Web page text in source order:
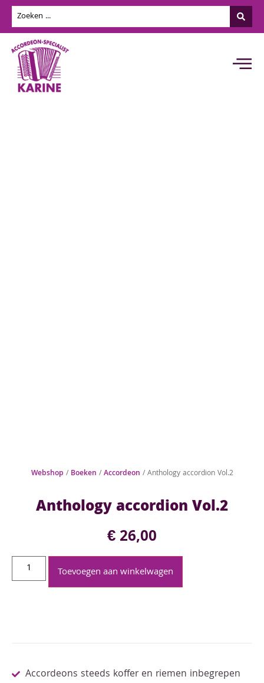
Webshop / Boeken /Accordeon / Anthology accordion Vol.2
Anthology accordion Vol.2
€26,00
Toevoegen aan winkelwagen
Accordeons steeds koffer en riemen inbegrepen